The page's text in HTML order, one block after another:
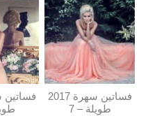
فساتين سهرة 2017
طويلة – 7